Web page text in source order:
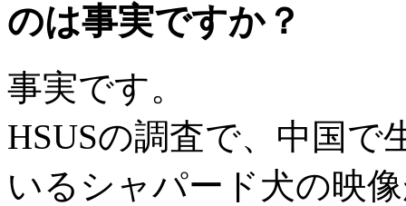
のは事実ですか？
事実です。
HSUSの調査で、中国
いるシャパード犬の映